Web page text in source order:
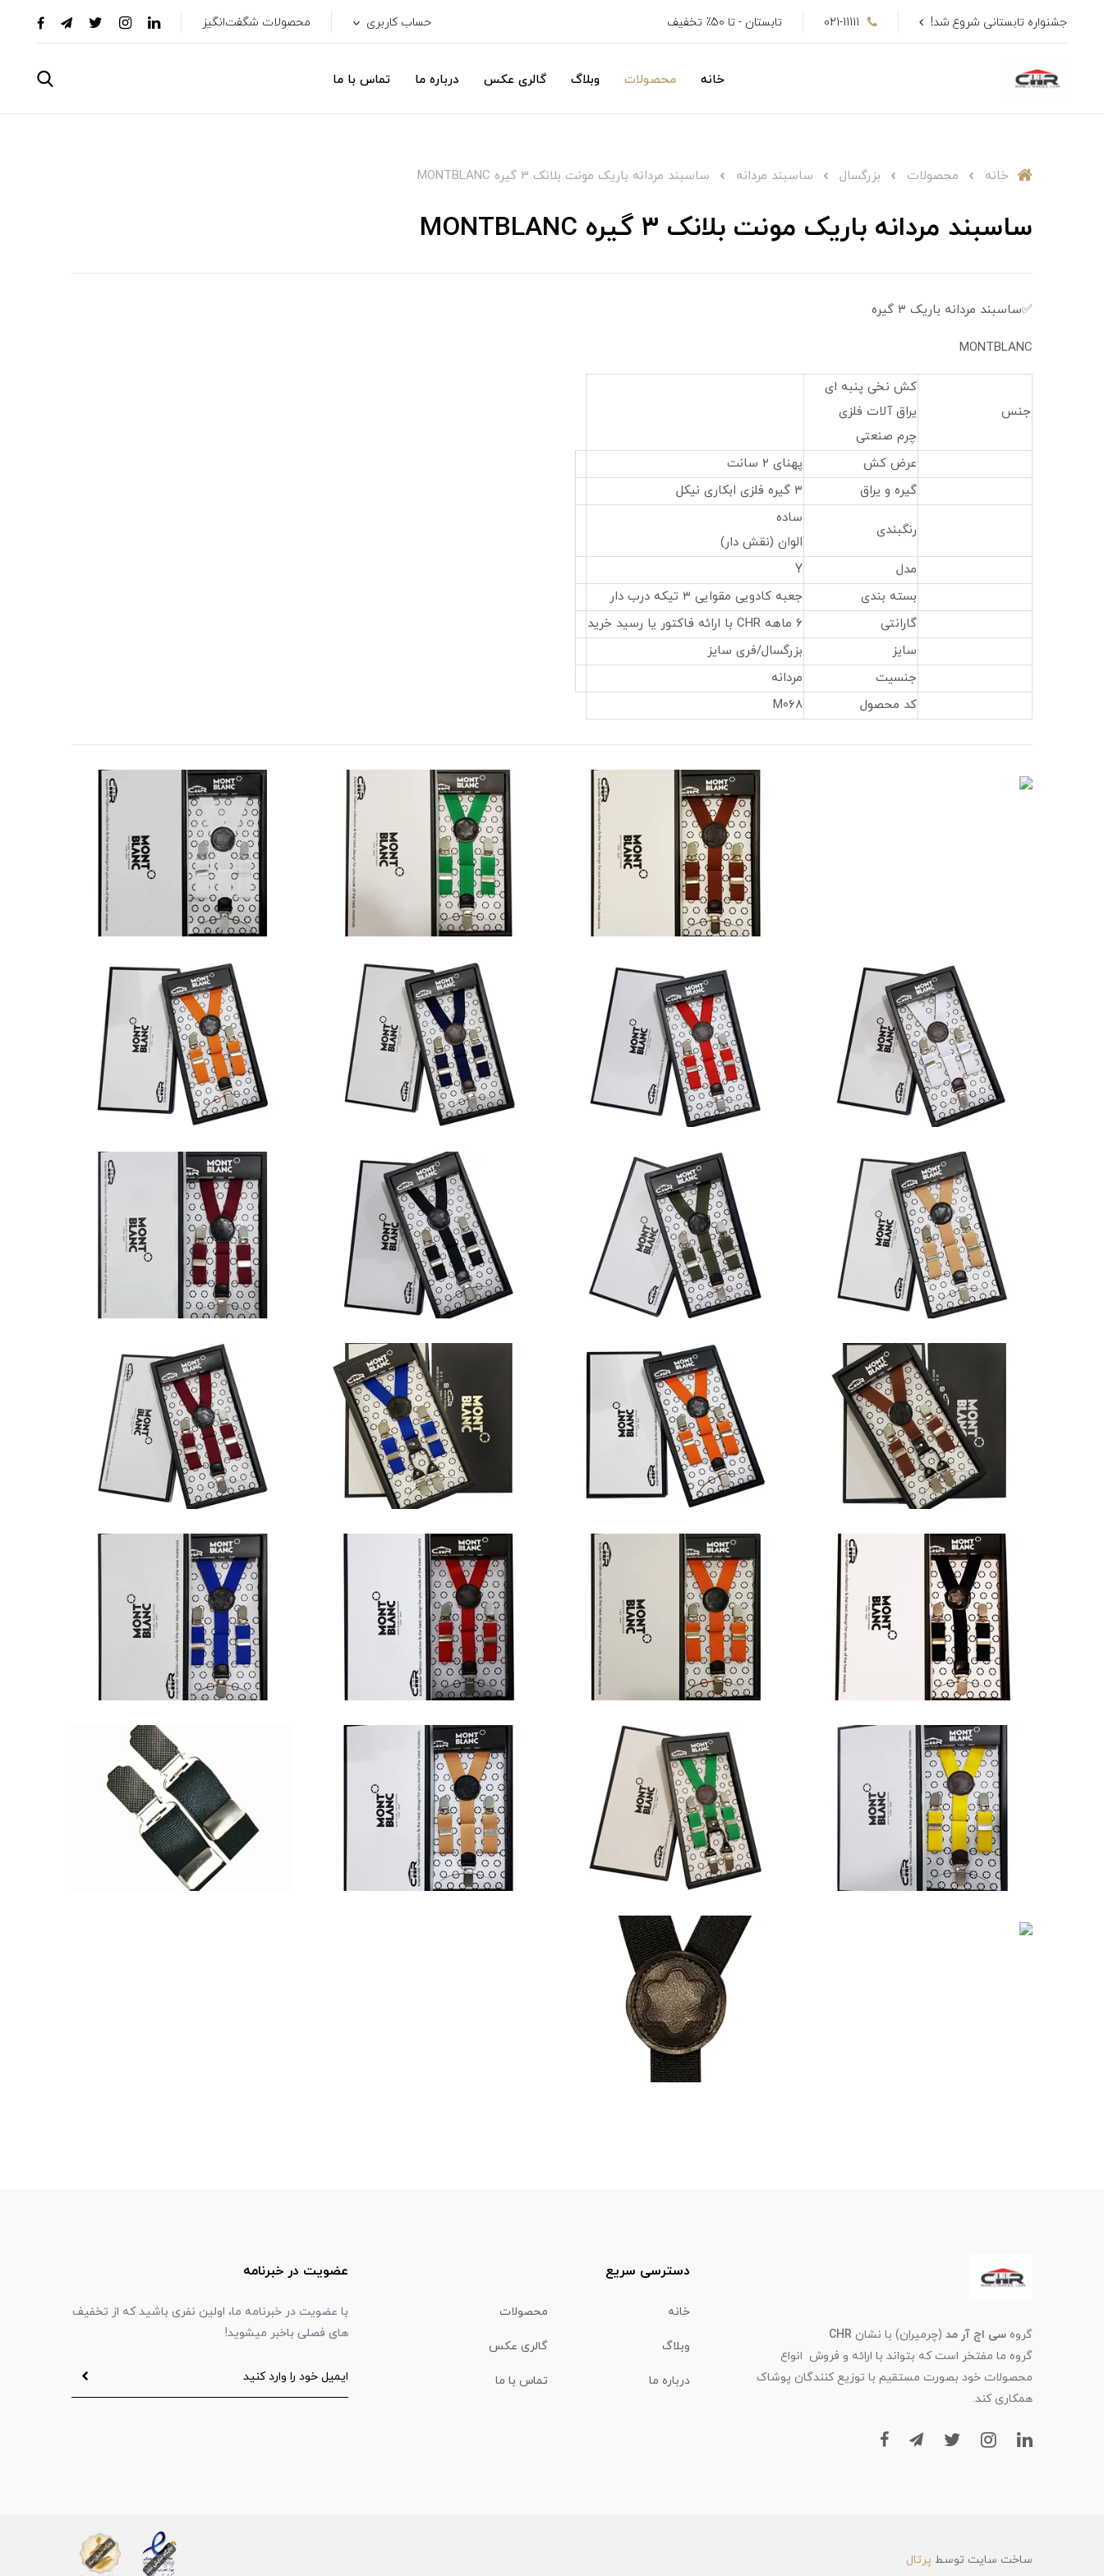
جشنواره تابستانی شروع شد! 021-11111 تابستان - تا 50٪ تخفیف حساب کاربری محصولات شگفت‌انگیز
خانه محصولات وبلاگ گالری عکس درباره ما تماس با ما
خانه محصولات بزرگسال ساسبند مردانه ساسبند مردانه باریک مونت بلانک ۳ گیره MONTBLANC
ساسبند مردانه باریک مونت بلانک ۳ گیره MONTBLANC
✅ساسبند مردانه باریک ۳ گیره
MONTBLANC
جنس
کش نخی پنبه ای
یراق آلات فلزی
چرم صنعتی
عرض کش
پهنای ۲ سانت
گیره و یراق
۳ گیره فلزی ابکاری نیکل
رنگبندی
ساده
الوان (نقش دار)
مدل
Y
بسته بندی
جعبه کادویی مقوایی ۳ تیکه درب دار
گارانتی
۶ ماهه CHR با ارائه فاکتور یا رسید خرید
سایز
بزرگسال/فری سایز
جنسیت
مردانه
کد محصول
M068
گروه سی اچ آر مد (چرمیران) با نشان CHR
گروه ما مفتخر است که بتواند با ارائه و فروش انواع
محصولات خود بصورت مستقیم با توزیع کنندگان پوشاک
همکاری کند.
دسترسی سریع
خانه محصولات
وبلاگ گالری عکس
درباره ما تماس با ما
عضویت در خبرنامه
با عضویت در خبرنامه ما، اولین نفری باشید که از تخفیف
های فصلی باخبر میشوید!
ساخت سایت توسط پرتال